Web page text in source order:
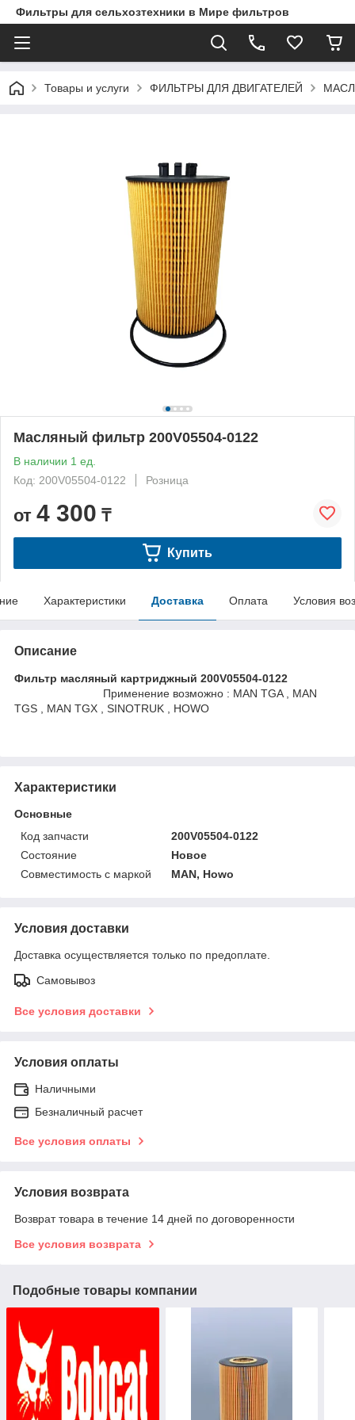
Фильтры для сельхозтехники в Мире фильтров
Товары и услуги ФИЛЬТРЫ ДЛЯ ДВИГАТЕЛЕЙ
Масляный фильтр 200V05504-0122
В наличии 1 ед.
Код: 200V05504-0122
Розница
от 4 300 ₸
Купить
Характеристики Доставка Оплата Условия
Описание
Фильтр масляный картриджный 200V05504-0122
Применение возможно : MAN TGA , MAN
TGS , MAN TGX , SINOTRUK , HOWO
Характеристики
Основные
Код запчасти
200V05504-0122
Состояние
Новое
Совместимость с маркой
MAN, Howo
Условия доставки
Доставка осуществляется только по предоплате.
Самовывоз
Все условия доставки
Условия оплаты
Наличными
Безналичный расчет
Все условия оплаты
Условия возврата
Возврат товара в течение 14 дней по договоренности
Все условия возврата
Подобные товары компании